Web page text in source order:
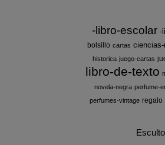
-libro-escolar -
bolsillo cartas
historica juego-cartas
libro-de-texto
novela-negra perfume-
perfumes-vintage regalo